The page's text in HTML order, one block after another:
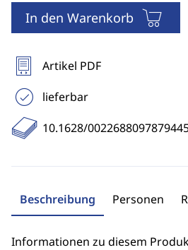
In den Warenkorb
Artikel PDF
lieferbar
10.1628/
Beschreibung Personen
Informationen zu diesem